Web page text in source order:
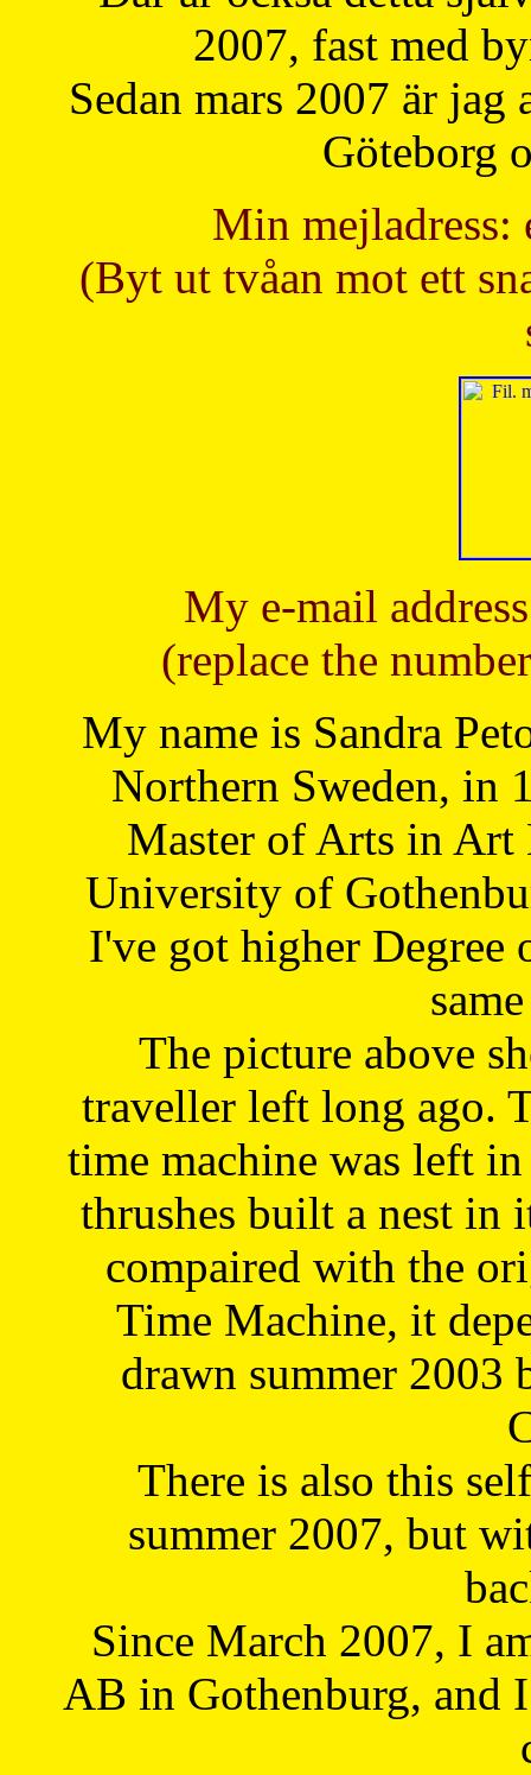
2007, fast med
Sedan mars 2007 är
Göteborg
Min mejladress:
(Byt ut tvåan mot ett
My e-mail
(replace the
My name is Sandra
Northern Sweden, in
Master of Arts in Art
University of
I've got higher Degree
The picture above
traveller left long ago.
time machine was left
thrushes built a nest in
compaired with the
Time Machine, it
drawn summer 2003
There is also this
summer 2007, but
Since March 2007, I
AB in Gothenburg, and